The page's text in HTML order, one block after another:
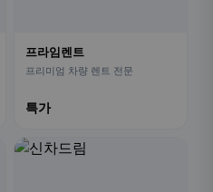
프라임렌트
프리미엄 차량 렌트 전문
특가